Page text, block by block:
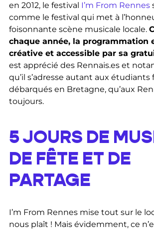
en 2012, le festival I’m From Rennes
comme le festival qui met à
foisonnante scène musicale locale.
chaque année, la programmation
créative et accessible par sa
est apprécié des Rennais.es et
qu’il s’adresse autant aux
débarqués en Bretagne, qu’aux
toujours.
5 JOURS DE
DE FÊTE ET DE
PARTAGE
I’m From Rennes mise tout sur le
nous plaît ! Mais évidemment, ce